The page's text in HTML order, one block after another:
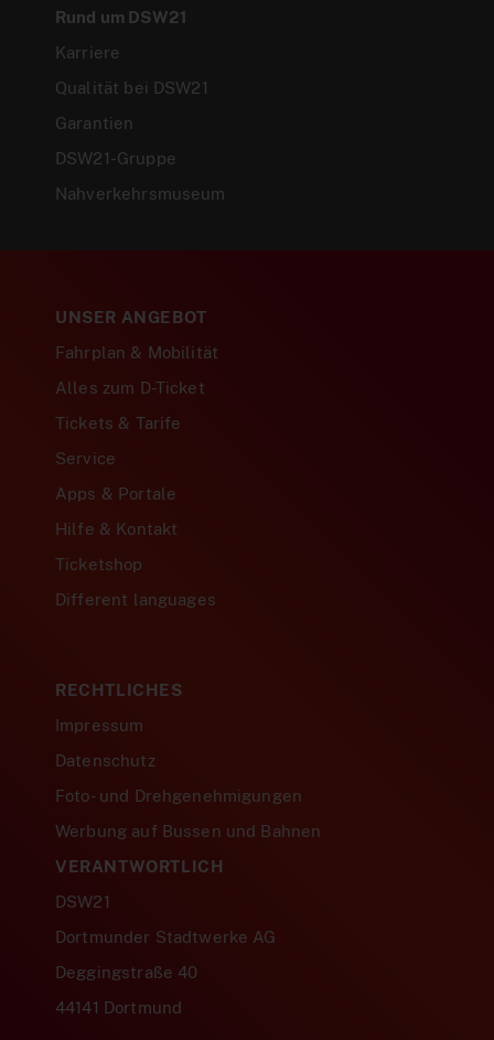
Rund um DSW21
Karriere
Qualität bei DSW21
Garantien
DSW21-Gruppe
Nahverkehrsmuseum
UNSER ANGEBOT
Fahrplan & Mobilität
Alles zum D-Ticket
Tickets & Tarife
Service
Apps & Portale
Hilfe & Kontakt
Ticketshop
Different languages
RECHTLICHES
Impressum
Datenschutz
Foto- und Drehgenehmigungen
Werbung auf Bussen und Bahnen
VERANTWORTLICH
DSW21
Dortmunder Stadtwerke AG
Deggingstraße 40
44141 Dortmund